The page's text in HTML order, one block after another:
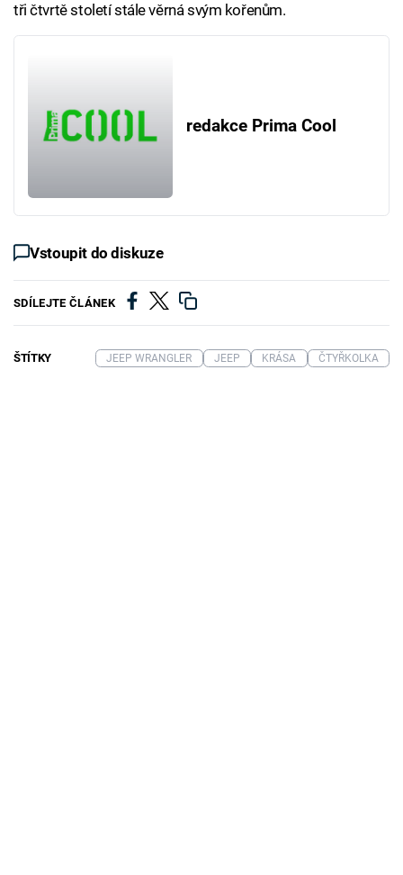
tři čtvrtě století stále věrná svým kořenům.
redakce Prima Cool
Vstoupit do diskuze
SDÍLEJTE ČLÁNEK
ŠTÍTKY JEEP WRANGLER JEEP KRÁSA ČTYŘKOLKA